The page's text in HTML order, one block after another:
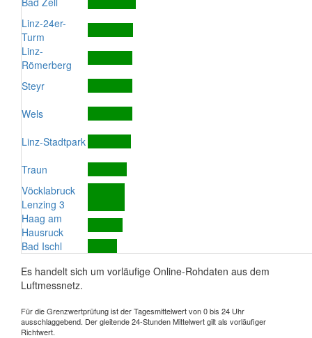
Linz-24er-
Turm
Linz-
Römerberg
Steyr
Wels
Linz-Stadtpark
Traun
Vöcklabruck
Lenzing 3
Haag am
Hausruck
Bad Ischl
Es handelt sich um vorläufige Online-Rohdaten aus dem
Luftmessnetz.
Für die Grenzwertprüfung ist der Tagesmittelwert von 0 bis 24 Uhr
ausschlaggebend. Der gleitende 24-Stunden Mittelwert gilt als vorläufiger
Richtwert.